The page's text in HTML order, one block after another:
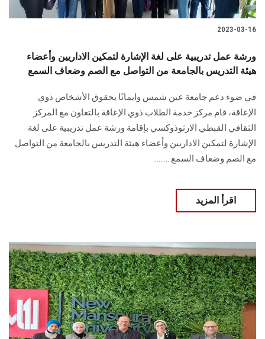
2023-03-16
ورشة عمل تدريبية على لغة الإشارة لتمكين الاداريين وأعضاء
هيئة التدريس بالجامعة من التواصل مع الصم وضعاف السمع
في ضوء دعم جامعة عين شمس وايمانًا بحقوق الأشخاص ذوي
الإعاقة، قام مركز خدمة الطلاب ذوي الإعاقة بالتعاون مع المركز
الثقافي القبطي الارثوذوكسي بإقامة ورشة عمل تدريبية على لغة
الإشارة لتمكين الاداريين وأعضاء هيئة التدريس بالجامعة من التواصل
مع الصم وضعاف السمع..........
اقرأ المزيد